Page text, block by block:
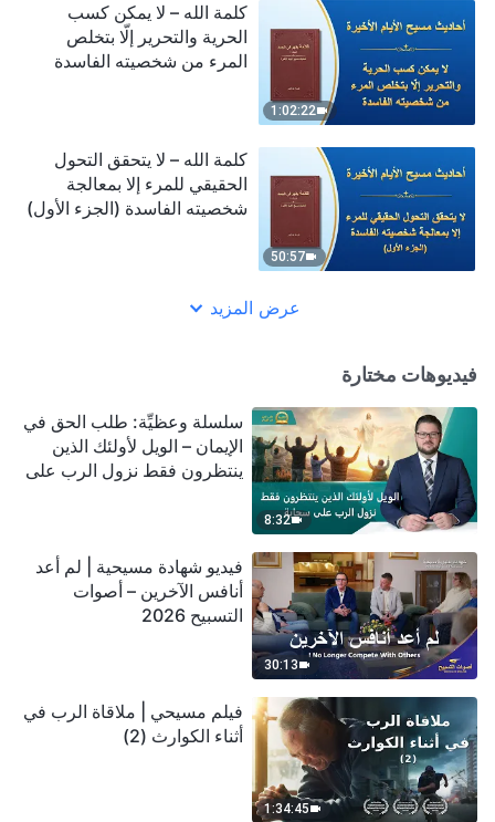
1:02:22
كلمة الله – لا يمكن كسب
الحرية والتحرير إلّا بتخلص
المرء من شخصيته الفاسدة
50:57
كلمة الله – لا يتحقق التحول
الحقيقي للمرء إلا بمعالجة
شخصيته الفاسدة (الجزء الأول)
عرض المزيد
فيديوهات مختارة
8:32
سلسلة وعظيِّة: طلب الحق في
الإيمان – الويل لأولئك الذين
ينتظرون فقط نزول الرب على
30:13
فيديو شهادة مسيحية | لم أعد
أنافس الآخرين – أصوات
التسبيح 2026
1:34:45
فيلم مسيحي | ملاقاة الرب في
أثناء الكوارث (2)